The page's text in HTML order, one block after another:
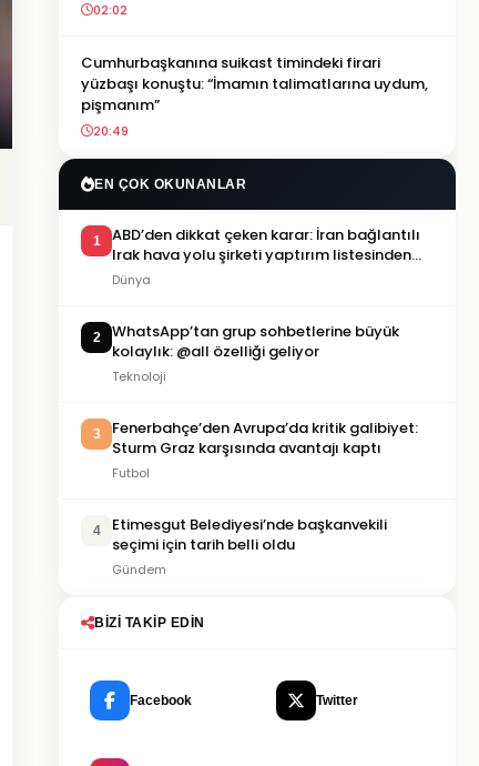
02:02
Cumhurbaşkanına suikast timindeki firari
yüzbaşı konuştu: “İmamın talimatlarına uydum,
pişmanım”
20:49
EN ÇOK OKUNANLAR
1
ABD’den dikkat çeken karar: İran bağlantılı
Irak hava yolu şirketi yaptırım listesinden
çıkarıldı
Dünya
2
WhatsApp’tan grup sohbetlerine büyük
kolaylık: @all özelliği geliyor
Teknoloji
3
Fenerbahçe’den Avrupa’da kritik galibiyet:
Sturm Graz karşısında avantajı kaptı
Futbol
4
Etimesgut Belediyesi’nde başkanvekili
seçimi için tarih belli oldu
Gündem
BIZI TAKIP EDIN
Facebook Twitter